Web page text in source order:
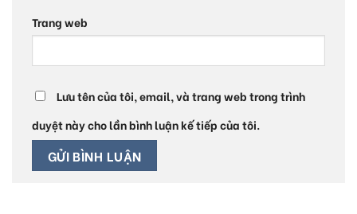
Trang web
Lưu tên của tôi, email, và trang web trong trình
duyệt này cho lần bình luận kế tiếp của tôi.